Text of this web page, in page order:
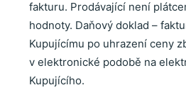
fakturu. Prodávající není
hodnoty. Daňový doklad –
Kupujícímu po uhrazení ceny
v elektronické podobě na
Kupujícího.